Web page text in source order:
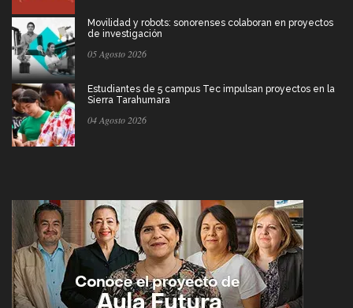
Movilidad y robots: sonorenses colaboran en proyectos
de investigación
05 Agosto 2026
Estudiantes de 5 campus Tec impulsan proyectos en la
Sierra Tarahumara
04 Agosto 2026